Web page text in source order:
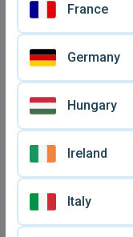
μεταχειρισμένος
€ 5
France
Germany
Hungary
Ireland
Italy